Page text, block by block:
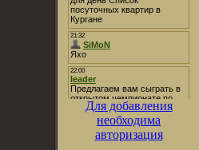
Для добавления
необходима
авторизация